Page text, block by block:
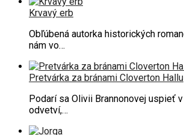
Krvavý erb
Obľúbená autorka historických
nám vo…
Pretvárka za bránami Cloverton Hallu
Podarí sa Olivii Brannonovej uspieť
odvetví,…